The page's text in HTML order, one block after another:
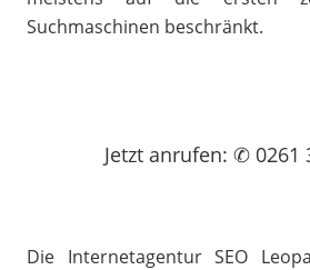
Suchmaschinen beschränkt.
Jetzt anrufen: ✆ 0261
Die Internetagentur SEO